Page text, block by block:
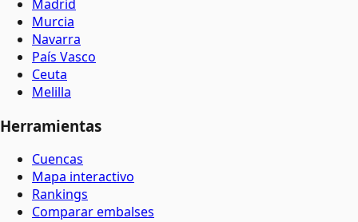
Madrid
Murcia
Navarra
País Vasco
Ceuta
Melilla
Herramientas
Cuencas
Mapa interactivo
Rankings
Comparar embalses